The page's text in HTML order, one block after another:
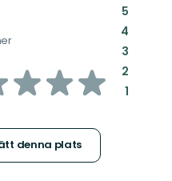
denna plats
5:
4:
3:
2:
1: